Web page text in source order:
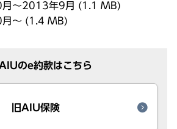
～2013年9月 (1.1 MB)
～ (1.4 MB)
AIUのe約款はこちら
旧AIU保険